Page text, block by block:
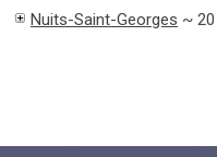
Nuits-Saint-Georges ~